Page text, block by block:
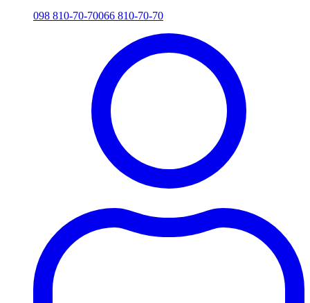
098 810-70-70066 810-70-70